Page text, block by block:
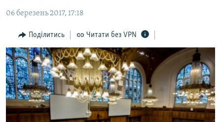
Перейти
пошуку
ПОГЛЯД
ІНТЕРВ'Ю
ВСЕ ЗА ДЕНЬ
СПЕЦПРОЕКТИ
ДЕПОРТАЦІЯ
ВІДЕОУРОКИ «ELIFBE»
ЯК ОБІЙТИ БЛОКУВАННЯ
Русский
06 березень 2017, 17:18
Поділитись Читати без VPN